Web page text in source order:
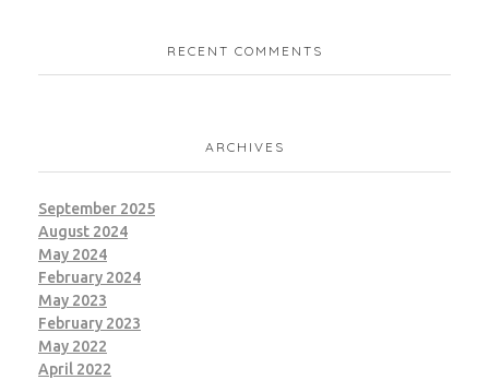
RECENT COMMENTS
ARCHIVES
September 2025
August 2024
May 2024
February 2024
May 2023
February 2023
May 2022
April 2022